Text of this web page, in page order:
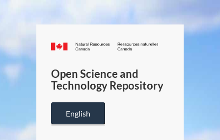
Canada.ca
/
Canada
Open Science and
Technology Repository
English